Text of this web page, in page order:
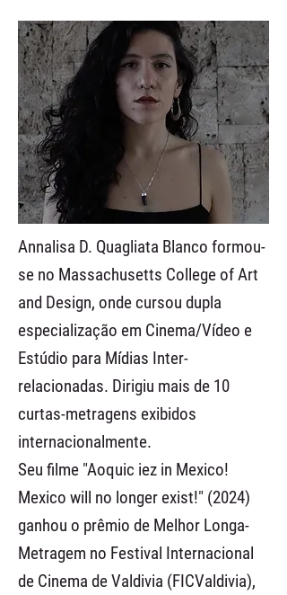
Annalisa D. Quagliata Blanco formou-
se no Massachusetts College of Art
and Design, onde cursou dupla
especialização em Cinema/Vídeo e
Estúdio para Mídias Inter-
relacionadas. Dirigiu mais de 10
curtas-metragens exibidos
internacionalmente.
Seu filme "Aoquic iez in Mexico!
Mexico will no longer exist!" (2024)
ganhou o prêmio de Melhor Longa-
Metragem no Festival Internacional
de Cinema de Valdivia (FICValdivia),